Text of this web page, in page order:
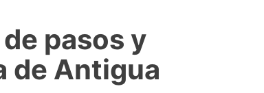
pasos y
de Antigua